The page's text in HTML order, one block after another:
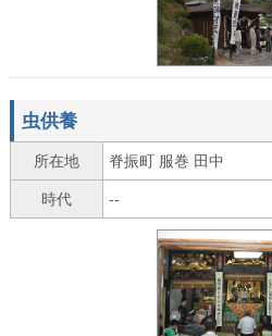
虫供養
所在地 脊振町 服巻 田中
時代 --